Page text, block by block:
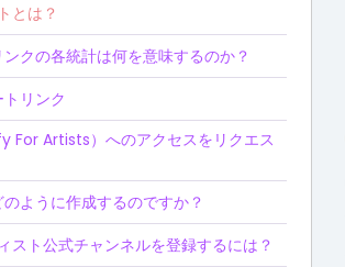
とは？
クの各統計は何を意味するのか？
リンク
For Artists）へのアクセスをリクエス
ように作成するのですか？
ト公式チャンネルを登録するには？